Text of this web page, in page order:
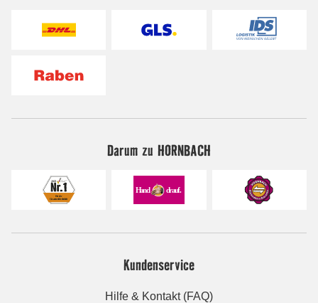
Darum zu HORNBACH
Kundenservice
Hilfe & Kontakt (FAQ)